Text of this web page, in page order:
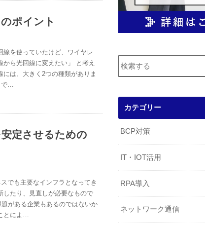
ポイント
線を使っていたけど、ワイヤレ
ら光回線に変えたい」 と考え
は、大きく2つの種類がありま
…
定させるための
でも主要なインフラとなってき
したり、見直しが必要なもので
がある企業もあるのではないか
とによ…
カテゴリー
BCP対策
IT・IOT活用
RPA導入
ネットワーク通信